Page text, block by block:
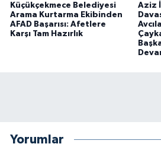
Küçükçekmece Belediyesi
Arama Kurtarma Ekibinden
AFAD Başarısı: Afetlere
Karşı Tam Hazırlık
Aziz
Yorumlar